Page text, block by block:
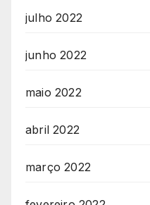
julho 2022
junho 2022
maio 2022
abril 2022
março 2022